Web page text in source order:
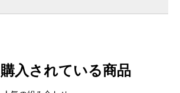
入されている商品